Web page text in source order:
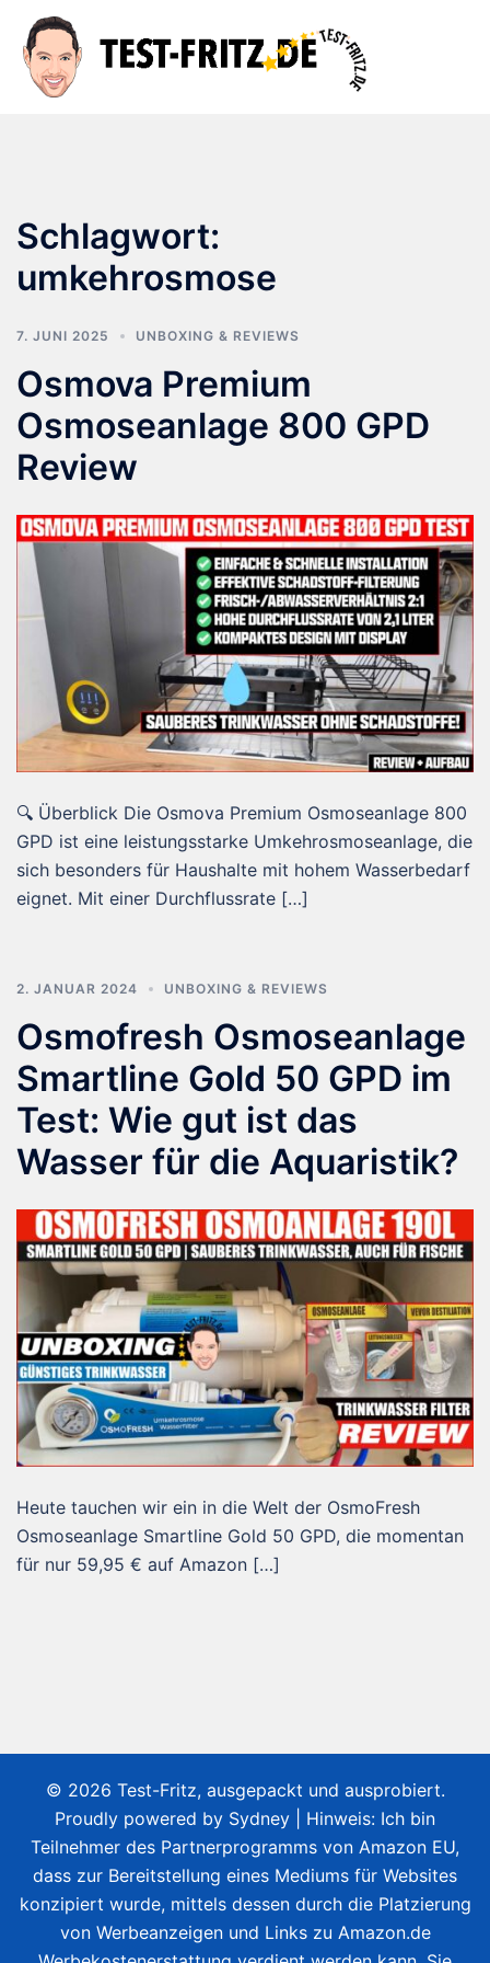
Inhalt
springen
Schlagwort:
umkehrosmose
7. JUNI 2025 UNBOXING & REVIEWS
Osmova Premium
Osmoseanlage 800 GPD
Review
🔍 Überblick Die Osmova Premium Osmoseanlage 800
GPD ist eine leistungsstarke Umkehrosmoseanlage, die
sich besonders für Haushalte mit hohem Wasserbedarf
eignet. Mit einer Durchflussrate […]
2. JANUAR 2024 UNBOXING & REVIEWS
Osmofresh Osmoseanlage
Smartline Gold 50 GPD im
Test: Wie gut ist das
Wasser für die Aquaristik?
Heute tauchen wir ein in die Welt der OsmoFresh
Osmoseanlage Smartline Gold 50 GPD, die momentan
für nur 59,95 € auf Amazon […]
© 2026 Test-Fritz, ausgepackt und ausprobiert.
Proudly powered by Sydney | Hinweis: Ich bin
Teilnehmer des Partnerprogramms von Amazon EU,
dass zur Bereitstellung eines Mediums für Websites
konzipiert wurde, mittels dessen durch die Platzierung
von Werbeanzeigen und Links zu Amazon.de